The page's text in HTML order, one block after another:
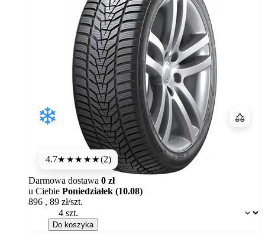
4.7★★★★★(2)
Dostępność:
Darmowa dostawa 0 zł
u Ciebie Poniedziałek (10.08)
896 , 89 zł/szt.
Do koszyka